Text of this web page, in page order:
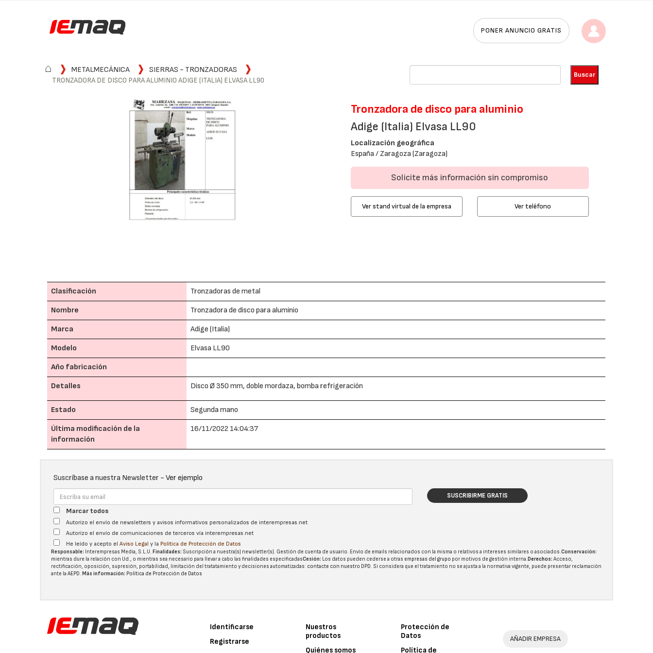
PONER ANUNCIO GRATIS
⌂ METALMECÁNICA
SIERRAS - TRONZADORAS
TRONZADORA DE DISCO PARA ALUMINIO ADIGE (ITALIA) ELVASA LL90
Tronzadora de disco para aluminio
Adige (Italia) Elvasa LL90
Localización geográfica
España / Zaragoza (Zaragoza)
Solicite más información sin compromiso
Ver stand virtual de la empresa Ver teléfono
Clasificación Tronzadoras de metal
Nombre Tronzadora de disco para aluminio
Marca Adige (Italia)
Modelo Elvasa LL90
Año fabricación
Detalles Disco Ø 350 mm, doble mordaza, bomba refrigeración
Estado Segunda mano
Última modificación de la
información
16/11/2022 14:04:37
Suscríbase a nuestra Newsletter -Ver ejemplo
SUSCRIBIRME GRATIS
Marcar todos
Autorizo el envío de newsletters y avisos informativos personalizados de interempresas.net
Autorizo el envío de comunicaciones de terceros vía interempresas.net
He leído y acepto elAviso Legal y la Política de Protección de Datos
Responsable: Interempresas Media, S.L.U.Finalidades: Suscripción a nuestra(s) newsletter(s). Gestión de cuenta de usuario. Envío de emails relacionados con la misma o relativos a intereses similares o asociados.Conservación:
mientras dure la relación con Ud., o mientras sea necesario para llevar a cabo las finalidades especificadasCesión: Los datos pueden cederse a otras empresas del grupo por motivos de gestión interna.Derechos: Acceso,
rectificación, oposición, supresión, portabilidad, limitación del tratatamiento y decisiones automatizadas: contacte con nuestro DPD. Si considera que el tratamiento no se ajusta a la normativa vigente, puede presentar reclamación
ante laAEPD.Más información: Política de Protección de Datos
Identificarse
Registrarse
Nuestros
productos
Quiénes somos
Protección de
Datos
Política de
AÑADIR EMPRESA